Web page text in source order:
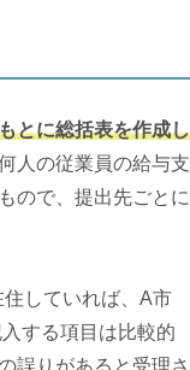
とに総括表を作成し
人の従業員の給与支
ので、提出先ごとに
していれば、A市
する項目は比較的
誤りがあると受理さ